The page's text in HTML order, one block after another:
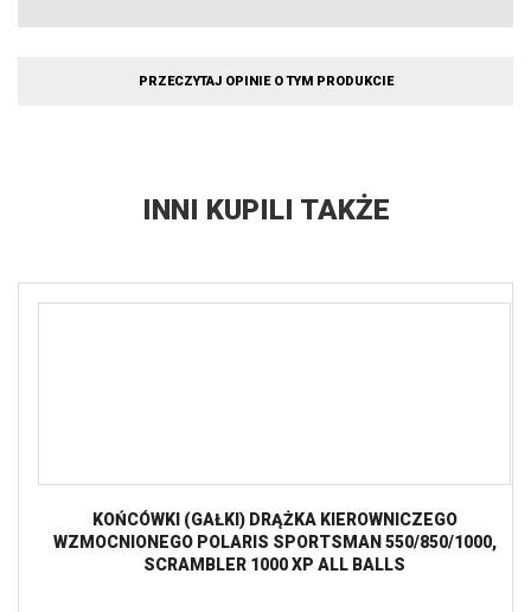
PRZECZYTAJ OPINIE O TYM PRODUKCIE
INNI KUPILI TAKŻE
KOŃCÓWKI (GAŁKI) DRĄŻKA KIEROWNICZEGO
WZMOCNIONEGO POLARIS SPORTSMAN 550/850/1000,
SCRAMBLER 1000 XP ALL BALLS